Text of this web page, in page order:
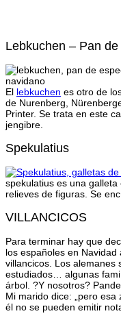
Lebkuchen – Pan
El lebkuchen es otro de
de Nurenberg,
Printer. Se trata en este
jengibre.
Spekulatius
spekulatius es una
relieves de figuras. Se
VILLANCICOS
Para terminar hay que
los españoles en
villancicos. Los alemanes
estudiados… algunas
árbol. ?Y nosotros?
Mi marido dice: „pero
él no se pueden emitir